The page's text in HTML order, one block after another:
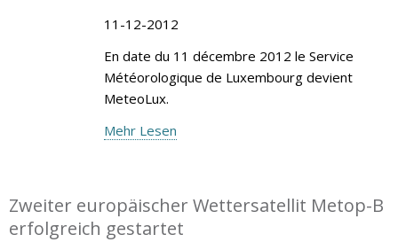
11-12-2012
En date du 11 décembre 2012 le Service
Météorologique de Luxembourg devient
MeteoLux.
Mehr Lesen
Zweiter europäischer Wettersatellit Metop-B
erfolgreich gestartet